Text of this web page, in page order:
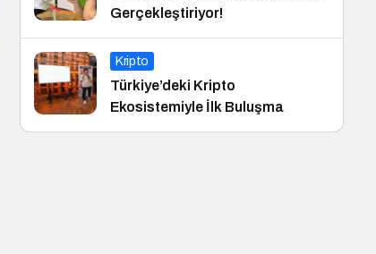
Gerçekleştiriyor!
Kripto
Türkiye’deki Kripto
Ekosistemiyle İlk Buluşma